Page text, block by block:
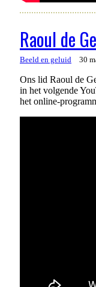
Raoul de
Beeld en geluid 30
Ons lid Raoul de
in het volgende
het online-